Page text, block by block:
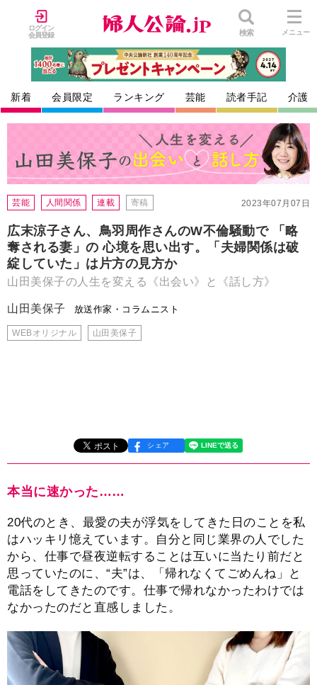
ログイン
会員登録
検索 メニュー
新着 会員限定 ランキング 芸能 読者手記 介護
2023年07月07日
芸能 人間関係 連載 寄稿
広末涼子さん、鳥羽周作さんのW不倫騒動で 「略
奪される妻」の 心境を思い出す。「夫婦関係は破
綻していた」は片方の見方か
山田美保子の人生を変える《出会い》と《話し方》
山田美保子 放送作家・コラムニスト
WEBオリジナル 山田美保子
シェア
本当に速かった……
20代のとき、最愛の夫が浮気をしてきた日のことを私
はハッキリ憶えています。自分と同じ業界の人でした
から、仕事で昼夜逆転することは互いに当たり前だと
思っていたのに、“夫”は、「帰れなくてごめんね」と
電話をしてきたのです。仕事で帰れなかったわけでは
なかったのだと直感しました。